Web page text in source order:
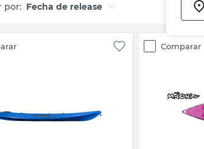
Fecha de release
Comparar